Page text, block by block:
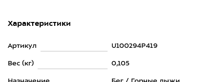
Характеристики
Артикул U100294P419
Вес (кг) 0,105